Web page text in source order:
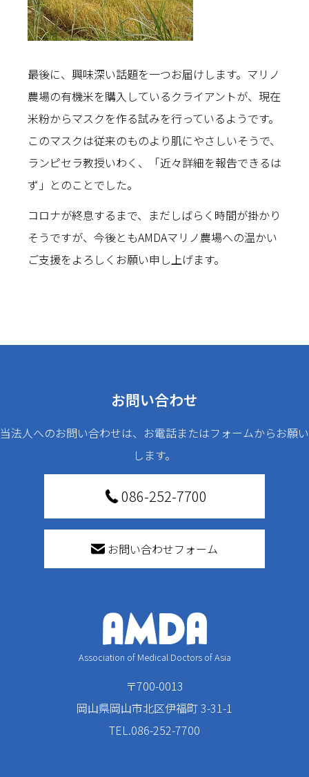
最後に、興味深い話題を一つお届けします。マリノ
農場の有機米を購入しているクライアントが、現在
米粉からマスクを作る試みを行っているようです。
このマスクは従来のものより肌にやさしいそうで、
ランピセラ教授いわく、「近々詳細を報告できるは
ず」とのことでした。
コロナが終息するまで、まだしばらく時間が掛かり
そうですが、今後ともAMDAマリノ農場への温かい
ご支援をよろしくお願い申し上げます。
お問い合わせ
当法人へのお問い合わせは、お電話またはフォームからお願い
します。
086-252-7700
お問い合わせフォーム
Association of Medical Doctors of Asia
〒700-0013
岡山県岡山市北区伊福町 3-31-1
TEL.086-252-7700